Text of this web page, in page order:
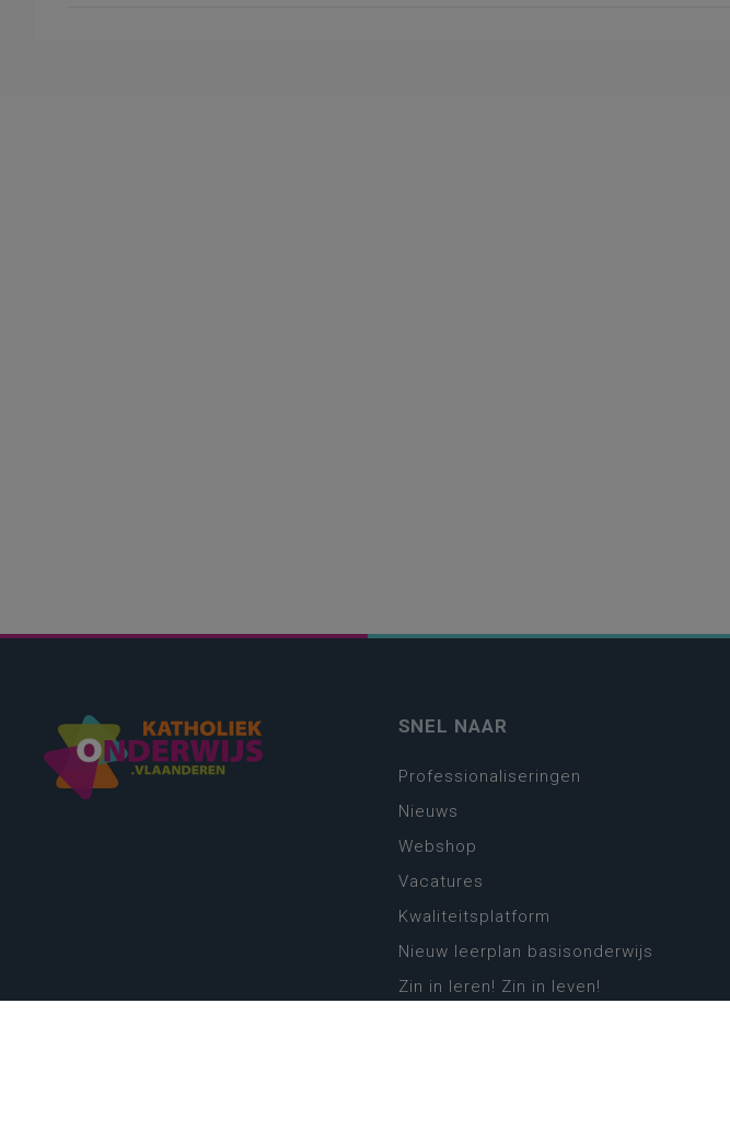
SNEL NAAR
Professionaliseringen
Nieuws
Webshop
Vacatures
Kwaliteitsplatform
Nieuw leerplan basisonderwijs
Zin in leren! Zin in leven!